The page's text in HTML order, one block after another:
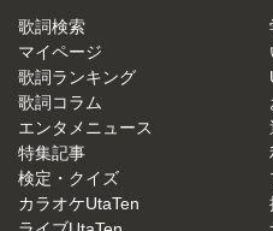
歌詞検索
マイページ
歌詞ランキング
歌詞コラム
エンタメニュース
特集記事
検定・クイズ
カラオケUtaTen